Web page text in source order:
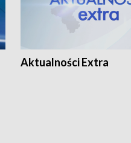
Aktualności Extra